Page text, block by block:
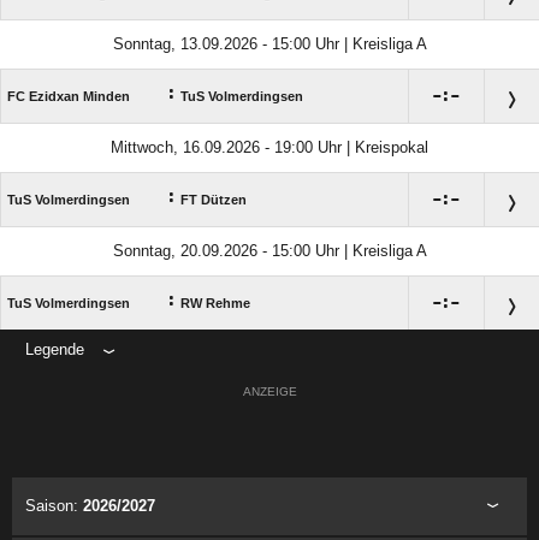
Sonntag, 13.09.2026 - 15:00 Uhr | Kreisliga A
FC Ezidxan Minden : TuS Volmerdingsen :
Mittwoch, 16.09.2026 - 19:00 Uhr | Kreispokal
TuS Volmerdingsen : FT Dützen :
Sonntag, 20.09.2026 - 15:00 Uhr | Kreisliga A
TuS Volmerdingsen : RW Rehme :
Legende
ANZEIGE
Saison: 2026/2027